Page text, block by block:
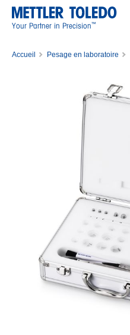
Your Partner in Precision™
Accueil
Pesage en laboratoire
WGT SET,1MG-